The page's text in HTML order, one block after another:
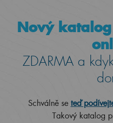
Nový
ZDARMA a
Schválně se teď
Takový katalog